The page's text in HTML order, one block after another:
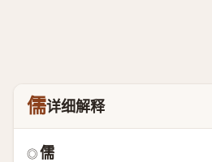
儒详细解释
◎ 儒